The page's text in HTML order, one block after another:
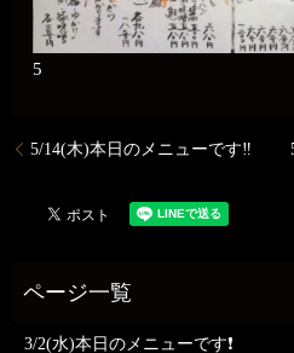
5
5/14(木)本日のメニューです‼️
3/2(水)本日のメニューです❗